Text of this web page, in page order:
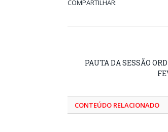
COMPARTILHAR:
PAUTA DA SESSÃO
CONTEÚDO RELACIONADO